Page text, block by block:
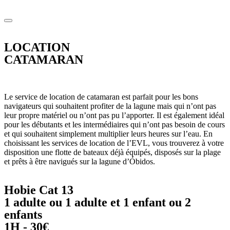
LOCATION
CATAMARAN
Le service de location de catamaran est parfait pour les bons
navigateurs qui souhaitent profiter de la lagune mais qui n’ont pas
leur propre matériel ou n’ont pas pu l’apporter. Il est également idéal
pour les débutants et les intermédiaires qui n’ont pas besoin de cours
et qui souhaitent simplement multiplier leurs heures sur l’eau. En
choisissant les services de location de l’EVL, vous trouverez à votre
disposition une flotte de bateaux déjà équipés, disposés sur la plage
et prêts à être navigués sur la lagune d’Óbidos.
Hobie Cat 13
1 adulte ou 1 adulte et 1 enfant ou 2
enfants
1H - 30€